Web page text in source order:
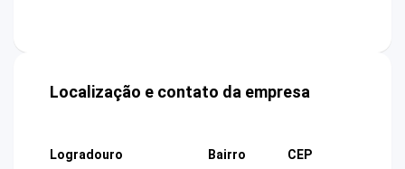
Localização e contato da empresa
Logradouro
Bairro
CEP